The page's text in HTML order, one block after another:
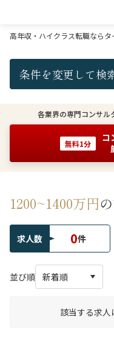
高年収・ハイクラス転職なら
条件を変更して検
各業界の専門コンサル
無料1分
コ
1200~1400万円
求人数 0件
並び順
該当する求人